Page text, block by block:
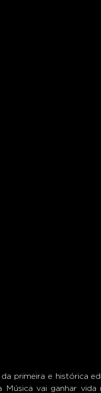
primeira e histórica
Música vai ganhar